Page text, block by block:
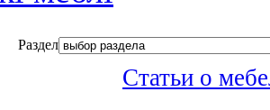
Раздел
Статьи о